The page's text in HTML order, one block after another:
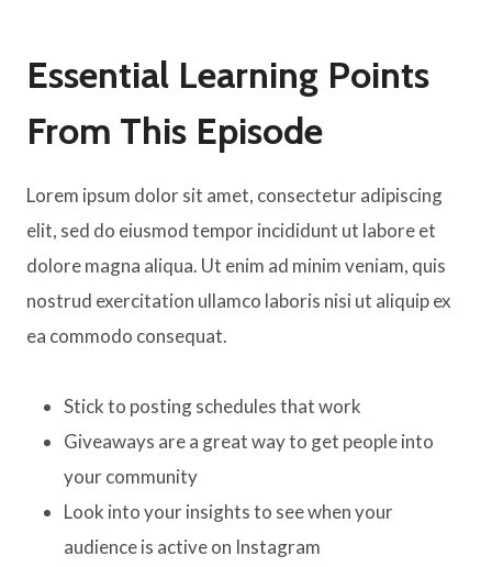
Essential Learning Points
From This Episode
Lorem ipsum dolor sit amet, consectetur adipiscing
elit, sed do eiusmod tempor incididunt ut labore et
dolore magna aliqua. Ut enim ad minim veniam, quis
nostrud exercitation ullamco laboris nisi ut aliquip ex
ea commodo consequat.
Stick to posting schedules that work
Giveaways are a great way to get people into
your community
Look into your insights to see when your
audience is active on Instagram